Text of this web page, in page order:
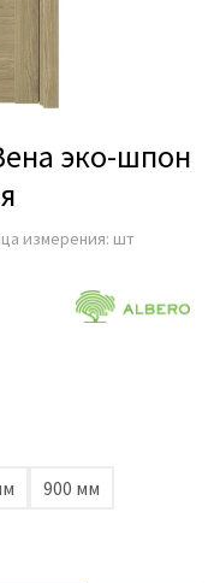
эко-шпон
измерения: шт
900 мм